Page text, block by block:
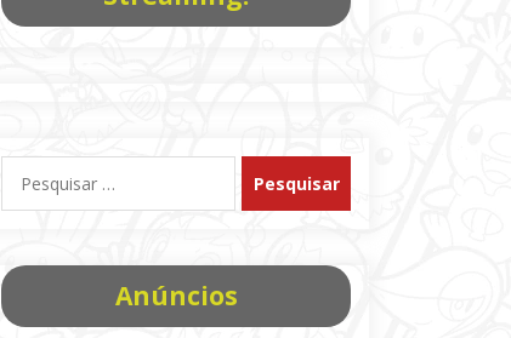
por:
Anúncios